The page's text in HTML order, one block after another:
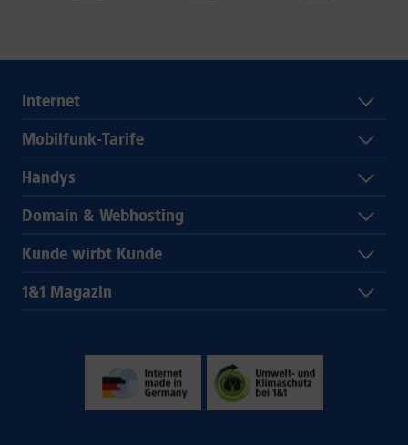
Internet
Mobilfunk-Tarife
Handys
Domain & Webhosting
Kunde wirbt Kunde
1&1 Magazin